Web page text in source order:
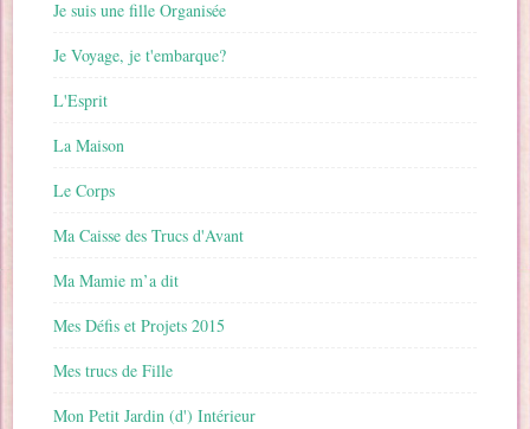
Je suis une fille Organisée
Je Voyage, je t'embarque?
L'Esprit
La Maison
Le Corps
Ma Caisse des Trucs d'Avant
Ma Mamie m’a dit
Mes Défis et Projets 2015
Mes trucs de Fille
Mon Petit Jardin (d') Intérieur